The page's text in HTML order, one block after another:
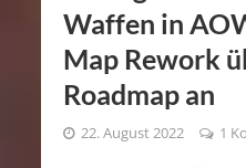
Waffen in
Map Rework
Roadmap an
22. August 2022 1